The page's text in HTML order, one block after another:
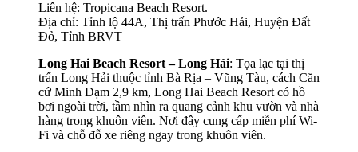
Liên hệ: Tropicana Beach Resort.
Địa chỉ: Tỉnh lộ 44A, Thị trấn Phước Hải, Huyện Đất
Đỏ, Tỉnh BRVT
Long Hai Beach Resort – Long Hải: Tọa lạc tại thị
trấn Long Hải thuộc tỉnh Bà Rịa – Vũng Tàu, cách Căn
cứ Minh Đạm 2,9 km, Long Hai Beach Resort có hồ
bơi ngoài trời, tầm nhìn ra quang cảnh khu vườn và nhà
hàng trong khuôn viên. Nơi đây cung cấp miễn phí Wi-
Fi và chỗ đỗ xe riêng ngay trong khuôn viên.